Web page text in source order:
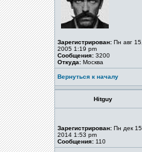
Зарегистрирован: Пн авг 15,
2005 1:19 pm
Сообщения: 3200
Откуда: Москва
Вернуться к началу
Hitguy
Зарегистрирован: Пн дек 15,
2014 1:53 pm
Сообщения: 110